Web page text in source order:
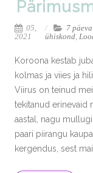
05,
2021
7
ühiskond,
Koroona kestab
kolmas ja viies ja
Viirus on teinud
tekitanud erinevaid
aastal, nagu
paari piirangu
kergendus, sest